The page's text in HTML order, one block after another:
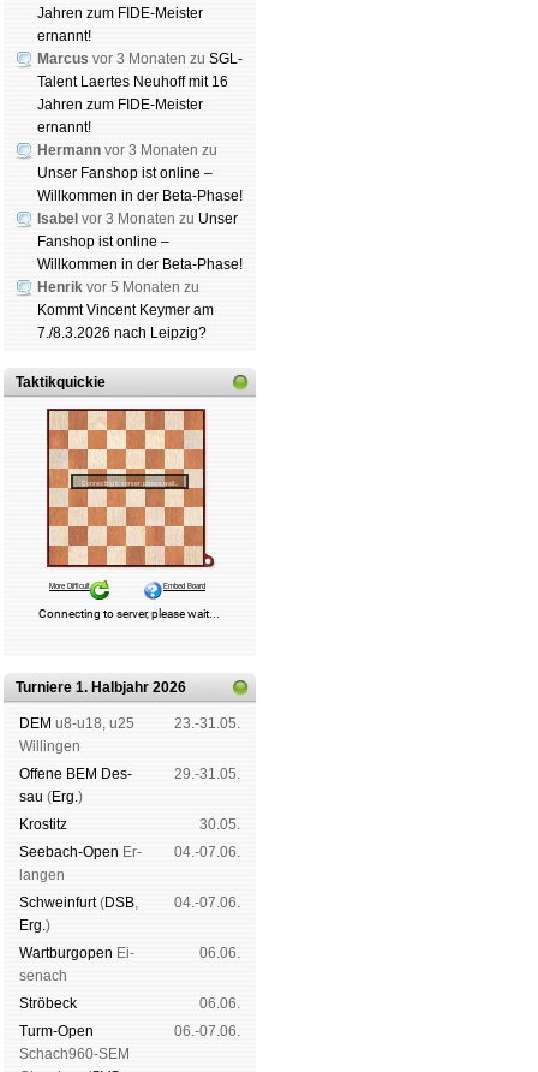
Jahren zum FIDE-Meister
ernannt!
Marcus vor 3 Monaten zu SGL-
Talent Laertes Neuhoff mit 16
Jahren zum FIDE-Meister
ernannt!
Hermann vor 3 Monaten zu
Unser Fanshop ist online –
Willkommen in der Beta-Phase!
Isabel vor 3 Monaten zu Unser
Fanshop ist online –
Willkommen in der Beta-Phase!
Henrik vor 5 Monaten zu
Kommt Vincent Keymer am
7./8.3.2026 nach Leipzig?
Taktikquickie
Turniere 1. Halbjahr 2026
DEM u8-u18, u25
Wil­lin­gen
23.-31.05.
Offene BEM Des­
sau (Erg.)
29.-31.05.
Kros­titz
30.05.
See­bach-Open Er­
lan­gen
04.-07.06.
Schwein­furt(DSB,
Erg.)
04.-07.06.
Wart­burg­open Ei­
se­nach
06.06.
Strö­beck
06.06.
Turm-Open
Schach960-SEM
06.-07.06.